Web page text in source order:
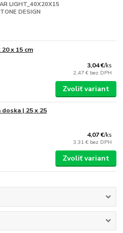
LIGHT_40X20X15
DESIGN
20 x 15 cm
3,04 €/ks
2,47 € bez DPH
Zvoliť variant
doska | 25 x 25
4,07 €/ks
3,31 € bez DPH
Zvoliť variant